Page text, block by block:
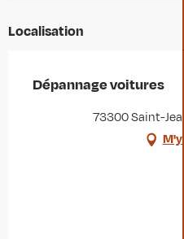
Localisation
Dépannage voitures
73300 Saint-